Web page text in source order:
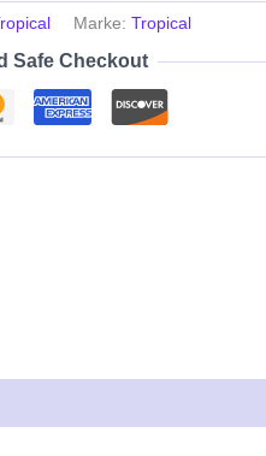
Marke: Tropical
Safe Checkout